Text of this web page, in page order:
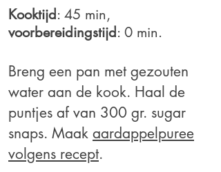
Kooktijd: 45 min,
voorbereidingstijd: 0 min.
Breng een pan met gezouten
water aan de kook. Haal de
puntjes af van 300 gr. sugar
snaps. Maak aardappelpuree
volgens recept.